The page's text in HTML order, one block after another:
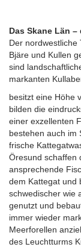
Das Skane Län –
Der nordwestliche
Bjäre und Kullen
sind
markanten
besitzt eine Höhe
bilden die
einer exzellenten
bestehen auch im
frische
Öresund schaffen
ansprechende
dem Kattegat und
schwedischer wie
genutzt und
immer wieder
Meerforellen
des Leuchtturms